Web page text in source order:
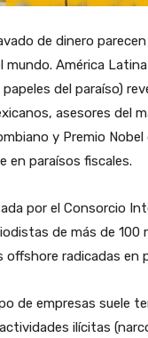
de dinero
América
papeles del paraíso)
asesores del
y Premio
en paraísos fiscales.
por el Consorcio
de más de 100
offshore radicadas en
de empresas suele
ilícitas